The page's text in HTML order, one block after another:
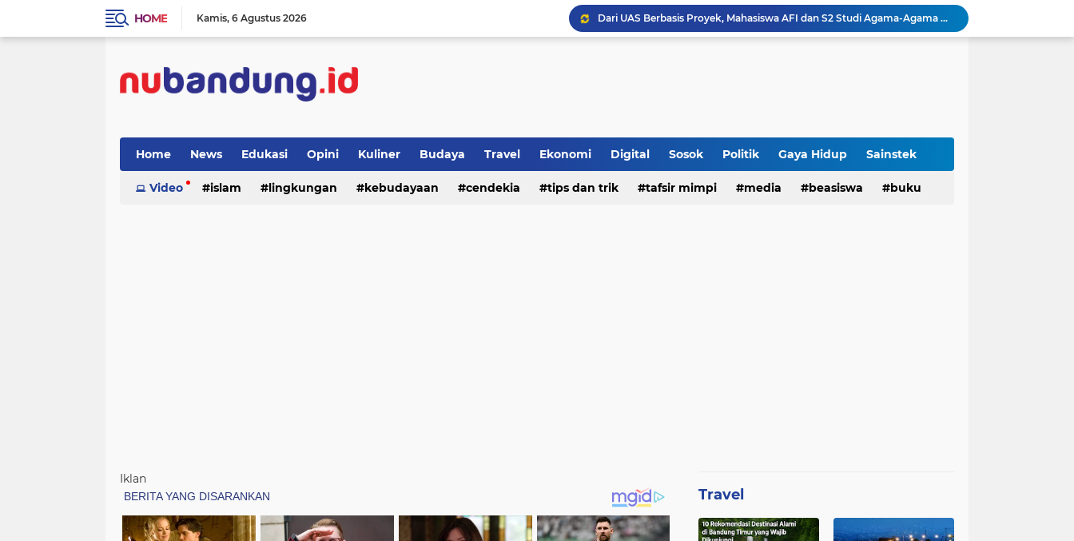
HOME Kamis 6 Agustus 2026
Dari UAS Berbasis Proyek, Mahasiswa AFI dan S2 Studi Agama-Agama UIN Bandung Hadirkan Seminar dan Pentas Seni Moderasi Beragama
UIN Bandung - Muamalat Institute Bersama Cetak Lulusan Ekonomi Syariah yang Kompeten dan Berkah
Islam dan Barat
Sabet 17 Medali Emas, Kota Bandung Juara Umum Popwilda Wilayah IV Jabar 2026
Jalan Redup Agama: Catatan untuk Munas-Kobes NU
Home News Edukasi Opini Kuliner Budaya Travel Ekonomi Digital Sosok Politik Gaya Hidup Sainstek
Video islam lingkungan kebudayaan cendekia tips dan trik tafsir mimpi media beasiswa buku
Iklan
Travel